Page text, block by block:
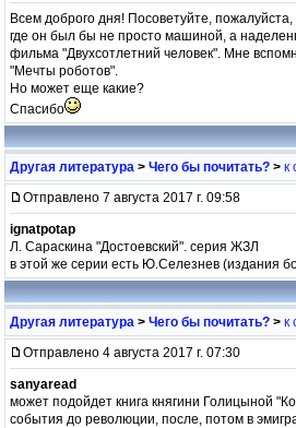
Всем доброго дня! Посоветуйте,
где он был бы не просто машиной, а
фильма "Двухсотлетний человек". Мне
"Мечты роботов".
Но может еще какие?
Спасибо
Другая литература > Чего бы почитать? > к
Отправлено 7 августа 2017 г. 09:58
ignatpotap
Л. Сараскина "Достоевский". серия ЖЗЛ
в этой же серии есть Ю.Селезнев (издания
Другая литература > Чего бы почитать? > к
Отправлено 4 августа 2017 г. 07:30
sanyaread
может подойдет книга княгини Голицыной
события до революции, после, потом в